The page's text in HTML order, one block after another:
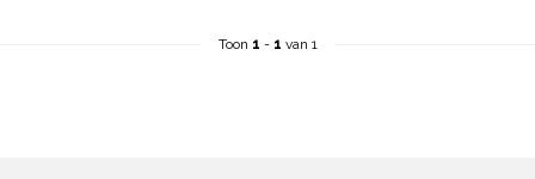
Toon 1 - 1 van 1